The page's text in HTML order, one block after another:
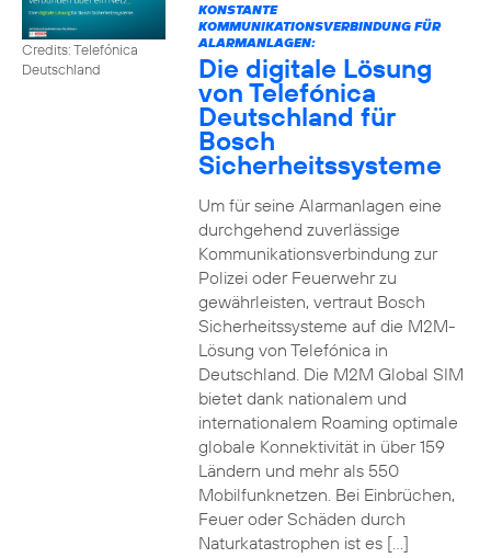
Credits: Telefónica
Deutschland
KONSTANTE
KOMMUNIKATIONSVERBINDUNG FÜR
ALARMANLAGEN:
Die digitale Lösung
von Telefónica
Deutschland für
Bosch
Sicherheitssysteme
Um für seine Alarmanlagen eine
durchgehend zuverlässige
Kommunikationsverbindung zur
Polizei oder Feuerwehr zu
gewährleisten, vertraut Bosch
Sicherheitssysteme auf die M2M-
Lösung von Telefónica in
Deutschland. Die M2M Global SIM
bietet dank nationalem und
internationalem Roaming optimale
globale Konnektivität in über 159
Ländern und mehr als 550
Mobilfunknetzen. Bei Einbrüchen,
Feuer oder Schäden durch
Naturkatastrophen ist es […]